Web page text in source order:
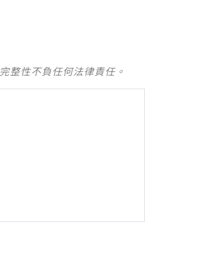
整性不負任何法律責任。